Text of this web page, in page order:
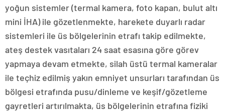
yoğun sistemler (termal kamera, foto kapan, bulut altı
mini İHA) ile gözetlenmekte, harekete duyarlı radar
sistemleri ile üs bölgelerinin etrafı takip edilmekte,
ateş destek vasıtaları 24 saat esasına göre görev
yapmaya devam etmekte, silah üstü termal kameralar
ile teçhiz edilmiş yakın emniyet unsurları tarafından üs
bölgesi etrafında pusu/dinleme ve keşif/gözetleme
gayretleri artırılmakta, üs bölgelerinin etrafına fiziki